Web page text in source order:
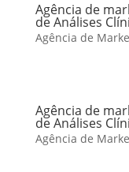
Agência de
de Análises
Agência de
Agência de
de Análises
Agência de